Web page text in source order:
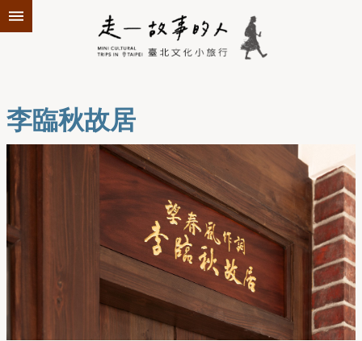
跳到主要內容區塊
李臨秋故居